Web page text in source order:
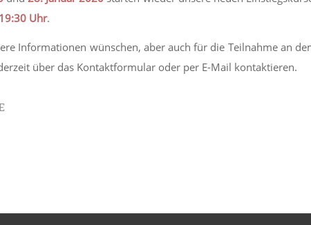
19:30 Uhr.
Informationen wünschen, aber auch für die Teilnahme an
über das Kontaktformular oder per E-Mail kontaktieren.